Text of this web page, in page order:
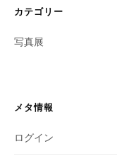
カテゴリー
写真展
メタ情報
ログイン